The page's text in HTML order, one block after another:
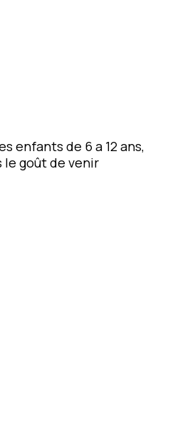
enfants de 6 a 12 ans,
le goût de venir